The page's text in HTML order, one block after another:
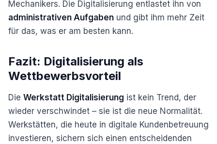
Mechanikers. Die Digitalisierung entlastet ihn von
administrativen Aufgaben und gibt ihm mehr Zeit
für das, was er am besten kann.
Fazit: Digitalisierung als
Wettbewerbsvorteil
Die Werkstatt Digitalisierung ist kein Trend, der
wieder verschwindet – sie ist die neue Normalität.
Werkstätten, die heute in digitale Kundenbetreuung
investieren, sichern sich einen entscheidenden